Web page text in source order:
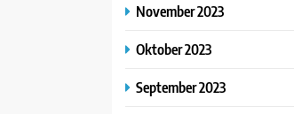
November 2023
Oktober 2023
September 2023